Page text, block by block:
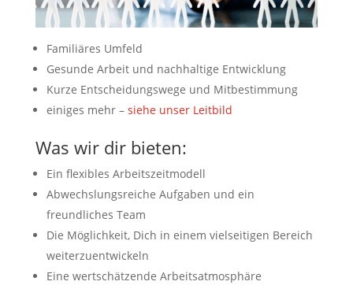
Familiäres Umfeld
Gesunde Arbeit und nachhaltige Entwicklung
Kurze Entscheidungswege und Mitbestimmung
einiges mehr – siehe unser Leitbild
Was wir dir bieten:
Ein flexibles Arbeitszeitmodell
Abwechslungsreiche Aufgaben und ein
freundliches Team
Die Möglichkeit, Dich in einem vielseitigen Bereich
weiterzuentwickeln
Eine wertschätzende Arbeitsatmosphäre